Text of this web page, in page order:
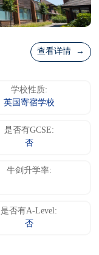
查看详情 →
学校性质:
英国寄宿学校
是否有GCSE:
否
牛剑升学率:
是否有A-Level:
否